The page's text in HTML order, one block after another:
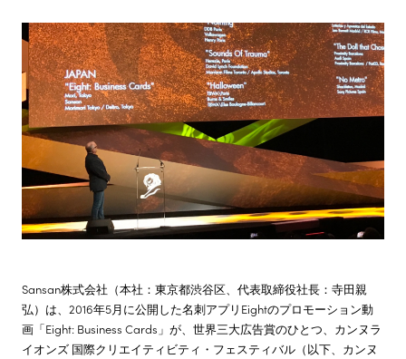
会社情報
株主・投資家情報
サステナビリティ
採用情報
Sansan株式会社（本社：東京都渋谷区、代表取締役社長：寺田親
弘）は、2016年5月に公開した名刺アプリEightのプロモーション動
画「Eight: Business Cards」が、世界三大広告賞のひとつ、カンヌラ
イオンズ 国際クリエイティビティ・フェスティバル（以下、カンヌ